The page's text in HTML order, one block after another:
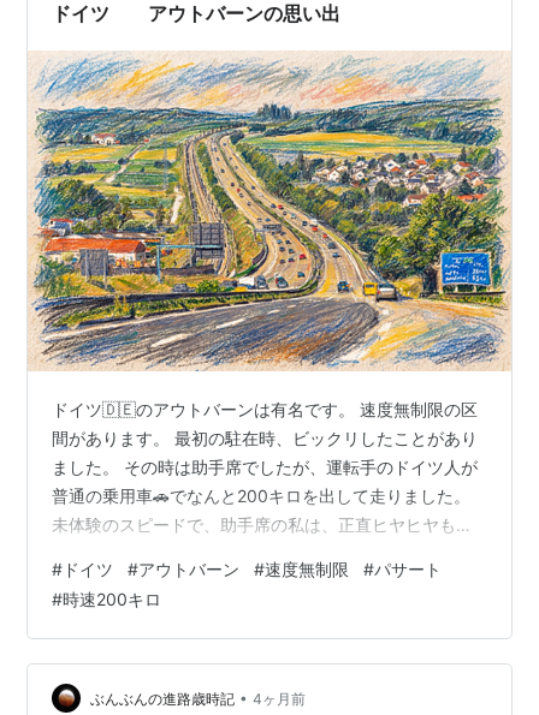
ドイツ アウトバーンの思い出
ドイツ🇩🇪のアウトバーンは有名です。 速度無制限の区
間があります。 最初の駐在時、ビックリしたことがあり
ました。 その時は助手席でしたが、運転手のドイツ人が
普通の乗用車🚗でなんと200キロを出して走りました。
未体験のスピードで、助手席の私は、正直ヒヤヒヤもん
した。 その時の乗用車は忘れもしないVWパサートとい
う普通の車でした。 後年、家族旅行等自分で運転して無
制限区間を走ることありましたが、最高速度は180キロが
最高でした。 これ以上は度胸が無くて出せませんでし
た。 通常は130キロ位で運転してました。 助手席で200
# ドイツ #アウトバーン #速度無制限 #パサート
#時速200キロ
ぶんぶんの進路歳時記 • 4ヶ月前